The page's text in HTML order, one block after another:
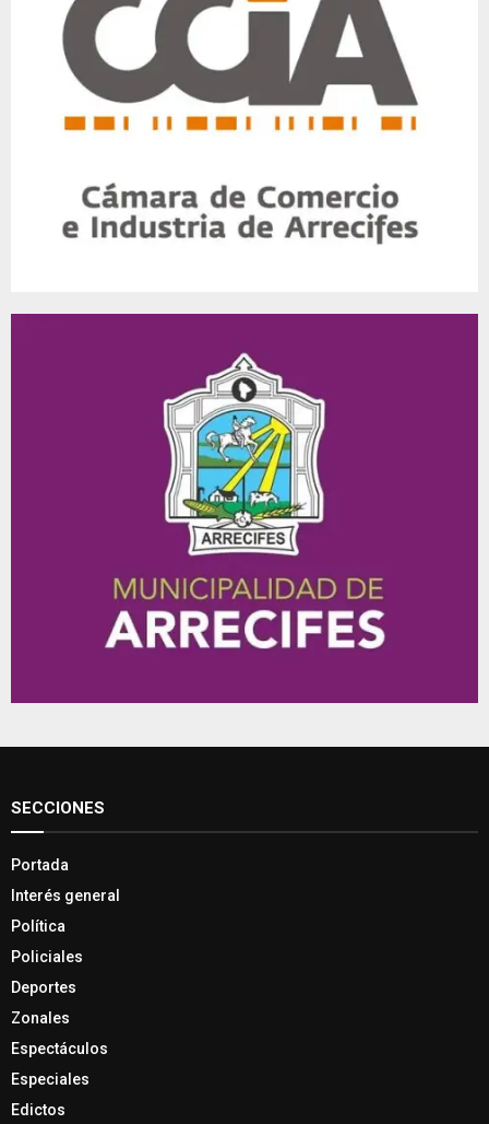
SECCIONES
Portada
Interés general
Política
Policiales
Deportes
Zonales
Espectáculos
Especiales
Edictos